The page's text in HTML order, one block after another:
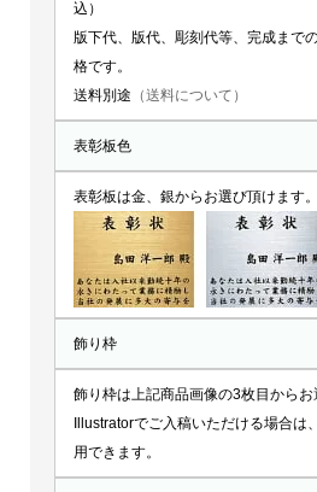
込）
版下代、版代、彫刻代等、完成まで
格です。
送料別途 （送料について）
表彰板色
表彰板は金、銀からお選び頂けます。
飾り枠
飾り枠は上記商品画像の3枚目からお
Illustratorでご入稿いただける場合は
用できます。